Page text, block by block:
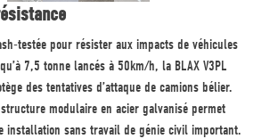
testée pour résister aux impacts de véhicules
7,5 tonne lancés à 50km/h, la BLAX V3PL
des tentatives d’attaque de camions bélier.
modulaire en acier galvanisé permet
installation sans travail de génie civil important.